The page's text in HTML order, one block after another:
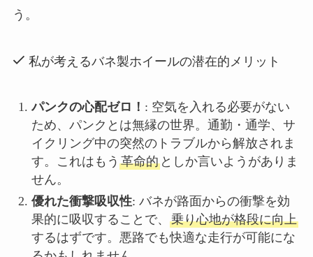
う。
私が考えるバネ製ホイールの潜在的メリット
パンクの心配ゼロ！ : 空気を入れる必要がない
ため、パンクとは無縁の世界。通勤・通学、サ
イクリング中の突然のトラブルから解放されま
す。これはもう 革命的としか言いようがありま
せん。
優れた衝撃吸収性: バネが路面からの衝撃を効
果的に吸収することで、 乗り心地が格段に向上
するはずです。悪路でも快適な走行が可能にな